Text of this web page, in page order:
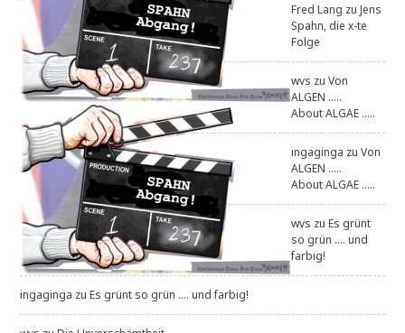
Fred Lang zuJens
Spahn, die x-te
Folge
wvs zuVon
ALGEN .....
About ALGAE .....
ingaginga zuVon
ALGEN .....
About ALGAE .....
wvs zuEs grünt
so grün .... und
farbig!
ingaginga zuEs grünt so grün .... und farbig!